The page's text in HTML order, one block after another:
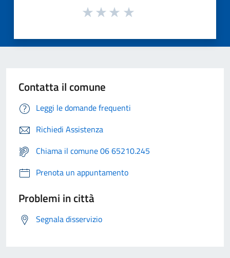
Contatta il comune
Leggi le domande frequenti
Richiedi Assistenza
Chiama il comune 06 65210.245
Prenota un appuntamento
Problemi in città
Segnala disservizio